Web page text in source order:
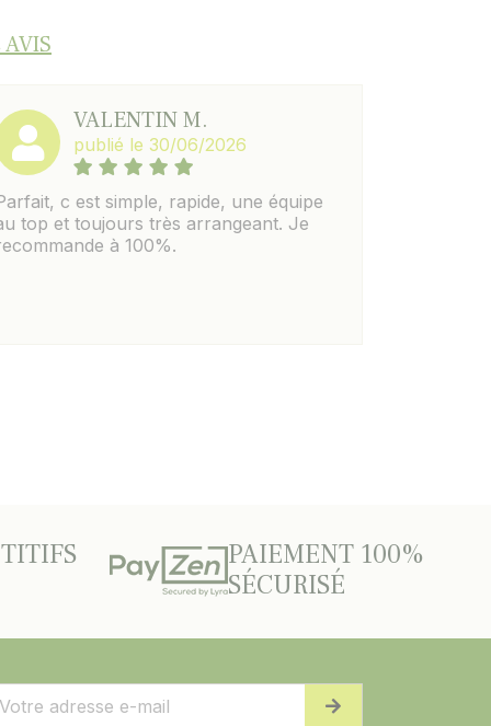
VALENTIN M.
publié le 30/06/2026
c est simple, rapide, une équipe
top et toujours très arrangeant. Je
à 100%.
PAIEMENT 100%
SÉCURISÉ